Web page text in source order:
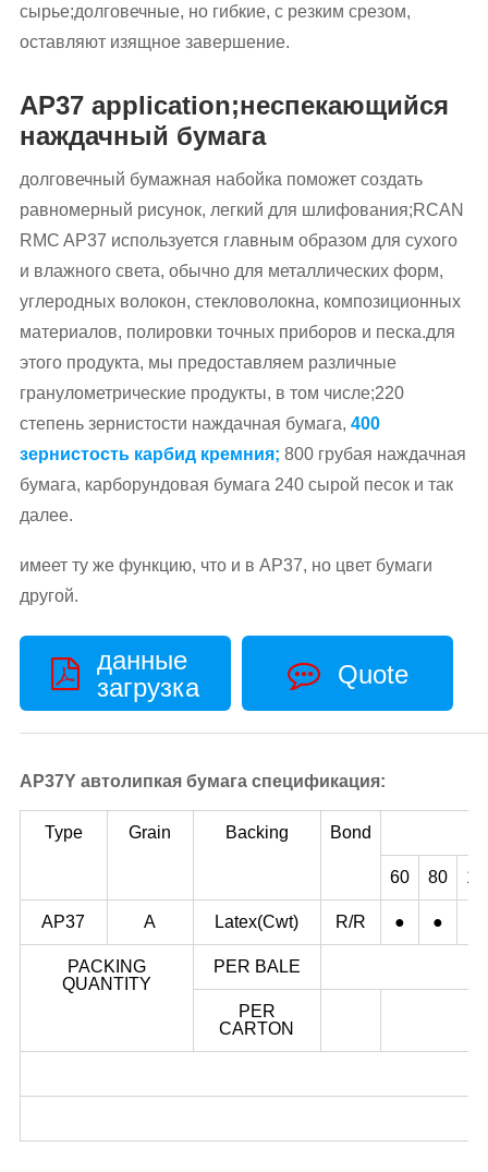
сырье;долговечные, но гибкие, с резким срезом,
оставляют изящное завершение.
AP37 application;неспекающийся
наждачный бумага
долговечный бумажная набойка поможет создать
равномерный рисунок, легкий для шлифования;RCAN
RMC AP37 используется главным образом для сухого
и влажного света, обычно для металлических форм,
углеродных волокон, стекловолокна, композиционных
материалов, полировки точных приборов и песка.для
этого продукта, мы предоставляем различные
гранулометрические продукты, в том числе;220
степень зернистости наждачная бумага, 400
зернистость карбид кремния; 800 грубая наждачная
бумага, карборундовая бумага 240 сырой песок и так
далее.
имеет ту же функцию, что и в AP37, но цвет бумаги
другой.
данные
загрузка
Quote
AP37Y автолипкая бумага спецификация:
Type Grain Backing Bond
60 80
AP37 A Latex(Cwt) R/R ● ●
PACKING
QUANTITY
PER BALE
PER
CARTON